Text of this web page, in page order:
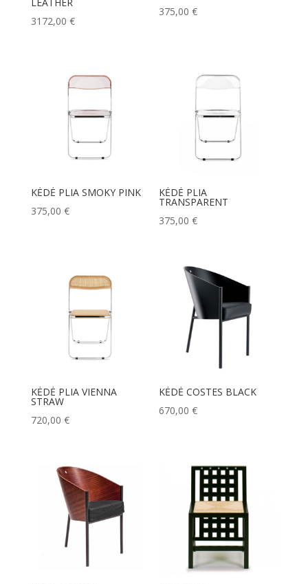
3172,00 €
375,00€
KĖDĖ PLIA SMOKY PINK
375,00 €
KĖDĖ PLIA
TRANSPARENT
375,00€
KĖDĖ PLIA VIENNA
STRAW
720,00 €
KĖDĖ COSTES BLACK
670,00€